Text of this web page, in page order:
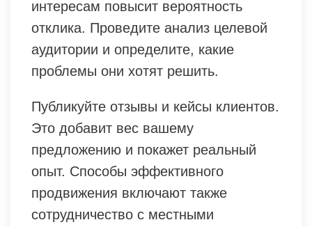
интересам повысит вероятность
отклика. Проведите анализ целевой
аудитории и определите, какие
проблемы они хотят решить.
Публикуйте отзывы и кейсы клиентов.
Это добавит вес вашему
предложению и покажет реальный
опыт. Способы эффективного
продвижения включают также
сотрудничество с местными